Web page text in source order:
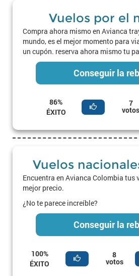
Vuelos por el
Compra ahora mismo en Avianca
mundo, es el mejor momento para
un cupón. reserva ahora mismo tu
Conseguir la
86%
ÉXITO
7
votos
Vuelos
Encuentra en Avianca Colombia tus
mejor precio.
¿No te parece increíble?
Conseguir la
100%
ÉXITO
8
votos